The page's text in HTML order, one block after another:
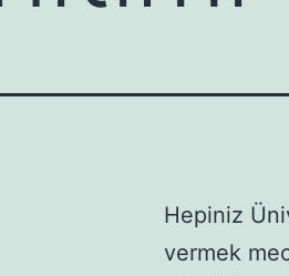
Hepiniz
vermek